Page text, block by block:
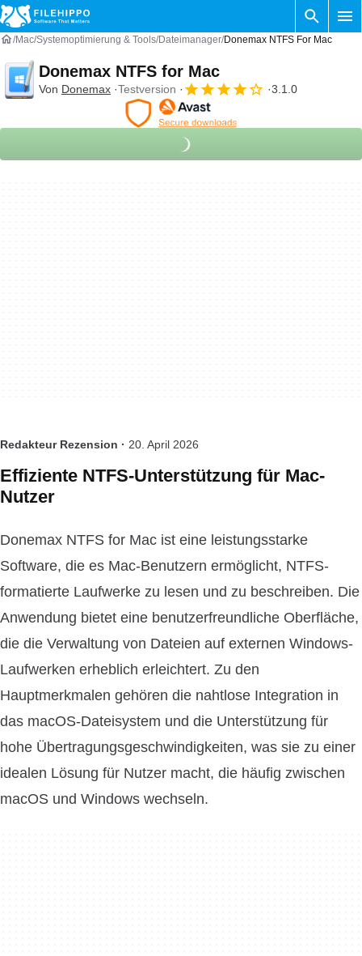
Mac Systemoptimierung & Tools Dateimanager Donemax NTFS For Mac
Donemax NTFS for Mac
Von Donemax Testversion 3.1.0
Redakteur Rezension · 20. April 2026
Effiziente NTFS-Unterstützung für Mac-
Nutzer
Donemax NTFS for Mac ist eine leistungsstarke
Software, die es Mac-Benutzern ermöglicht, NTFS-
formatierte Laufwerke zu lesen und zu beschreiben. Die
Anwendung bietet eine benutzerfreundliche Oberfläche,
die die Verwaltung von Dateien auf externen Windows-
Laufwerken erheblich erleichtert. Zu den
Hauptmerkmalen gehören die nahtlose Integration in
das macOS-Dateisystem und die Unterstützung für
hohe Übertragungsgeschwindigkeiten, was sie zu einer
idealen Lösung für Nutzer macht, die häufig zwischen
macOS und Windows wechseln.